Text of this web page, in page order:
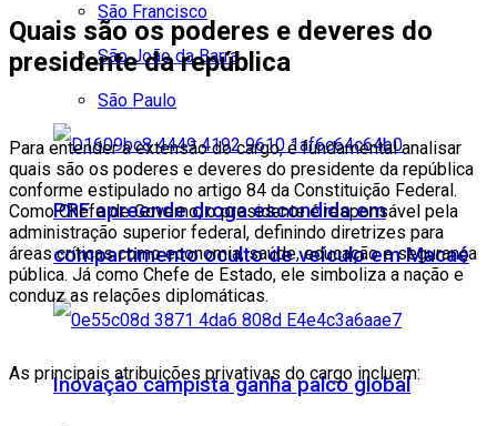
São Francisco
São João da Barra
São Paulo
PRF apreende droga escondida em
compartimento oculto de veículo em Macaé
Inovação campista ganha palco global
Quais são os poderes e deveres do
presidente da república
Para entender a extensão do cargo, é fundamental analisar
quais são os poderes e deveres do presidente da república
conforme estipulado no artigo 84 da Constituição Federal.
Como Chefe de Governo, o presidente é responsável pela
administração superior federal, definindo diretrizes para
áreas críticas como economia, saúde, educação e segurança
pública. Já como Chefe de Estado, ele simboliza a nação e
conduz as relações diplomáticas.
As principais atribuições privativas do cargo incluem: